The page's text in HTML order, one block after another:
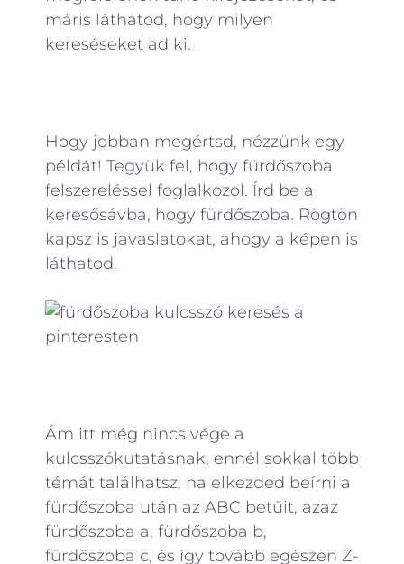
máris láthatod, hogy milyen
kereséseket ad ki.
Hogy jobban megértsd, nézzünk egy
példát! Tegyük fel, hogy fürdőszoba
felszereléssel foglalkozol. Írd be a
keresősávba, hogy fürdőszoba. Rögtön
kapsz is javaslatokat, ahogy a képen is
láthatod.
Ám itt még nincs vége a
kulcsszókutatásnak, ennél sokkal több
témát találhatsz, ha elkezded beírni a
fürdőszoba után az ABC betűit, azaz
fürdőszoba a, fürdőszoba b,
fürdőszoba c, és így tovább egészen Z-